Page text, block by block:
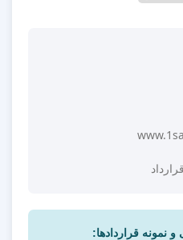
نمونه قراردادها: